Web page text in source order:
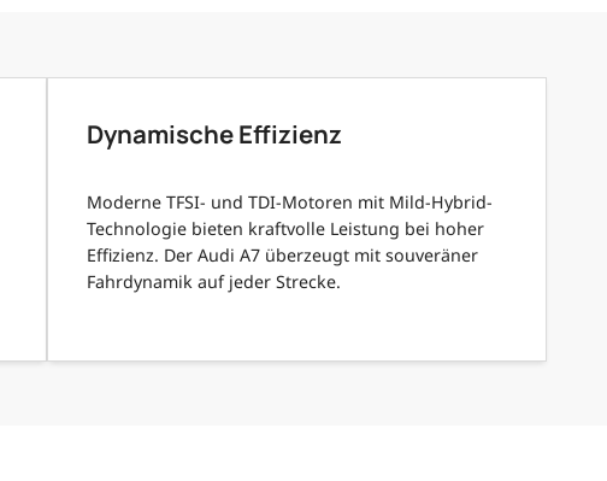
Dynamische Effizienz
Moderne TFSI- und TDI-Motoren mit Mild-Hybrid-
Technologie bieten kraftvolle Leistung bei hoher
Effizienz. Der Audi A7 überzeugt mit souveräner
Fahrdynamik auf jeder Strecke.